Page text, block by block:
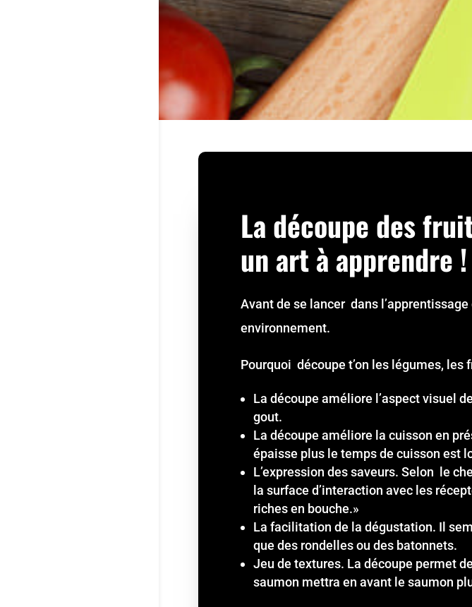
La découpe des
un art à apprendre !
Avant de se lancer dans
environnement.
Pourquoi découpe t’on les légumes, les
La découpe améliore l’aspect visuel
gout.
La découpe améliore la cuisson en
épaisse plus le temps de cuisson est
L’expression des saveurs. Selon le
la surface d’interaction avec les
riches en bouche.»
La facilitation de la dégustation. Il
que des rondelles ou des batonnets.
Jeu de textures. La découpe permet
saumon mettra en avant le saumon